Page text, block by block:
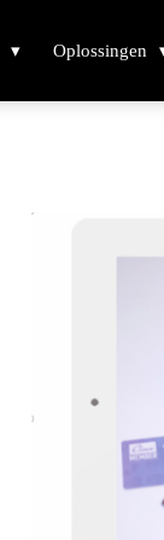
Oplossingen